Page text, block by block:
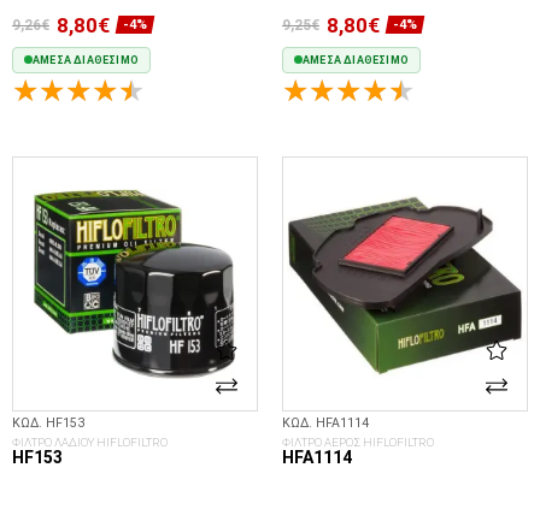
9,26€ 8,80€ -4%
ΆΜΕΣΑ ΔΙΑΘΈΣΙΜΟ
9,25€ 8,80€ -4%
ΆΜΕΣΑ ΔΙΑΘΈΣΙΜΟ
ΚΩΔ. HF153
ΦΙΛΤΡΟ ΛΑΔΙΟΥ HIFLOFILTRO
HF153
ΚΩΔ. HFA1114
ΦΙΛΤΡΟ ΑΕΡΟΣ HIFLOFILTRO
HFA1114